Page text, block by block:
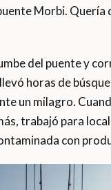
Morbi. Quería
del puente y
horas de
un milagro.
trabajó para
con